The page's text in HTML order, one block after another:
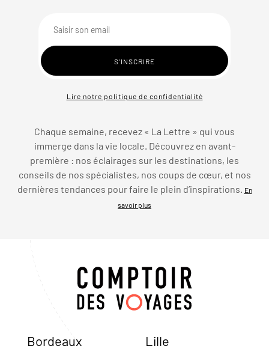
Lire notre politique de confidentialité
Chaque semaine, recevez « La Lettre » qui vous
immerge dans la vie locale. Découvrez en avant-
première : nos éclairages sur les destinations, les
conseils de nos spécialistes, nos coups de cœur, et nos
dernières tendances pour faire le plein d’inspirations.
En
savoir plus
Bordeaux Lille